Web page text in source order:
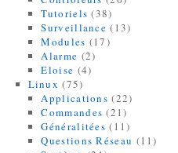
Tutoriels (38)
Surveillance (13)
Modules (17)
Alarme (2)
Eloise (4)
Linux (75)
Applications (22)
Commandes (21)
Généralitées (11)
Questions Réseau (11)